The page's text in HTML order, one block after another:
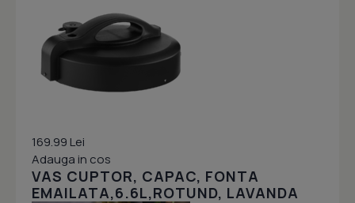
169.99 Lei
Adauga in cos
VAS CUPTOR, CAPAC, FONTA
EMAILATA,6.6L,ROTUND, LAVANDA